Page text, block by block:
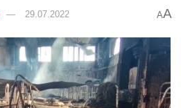
29.07.2022 AA